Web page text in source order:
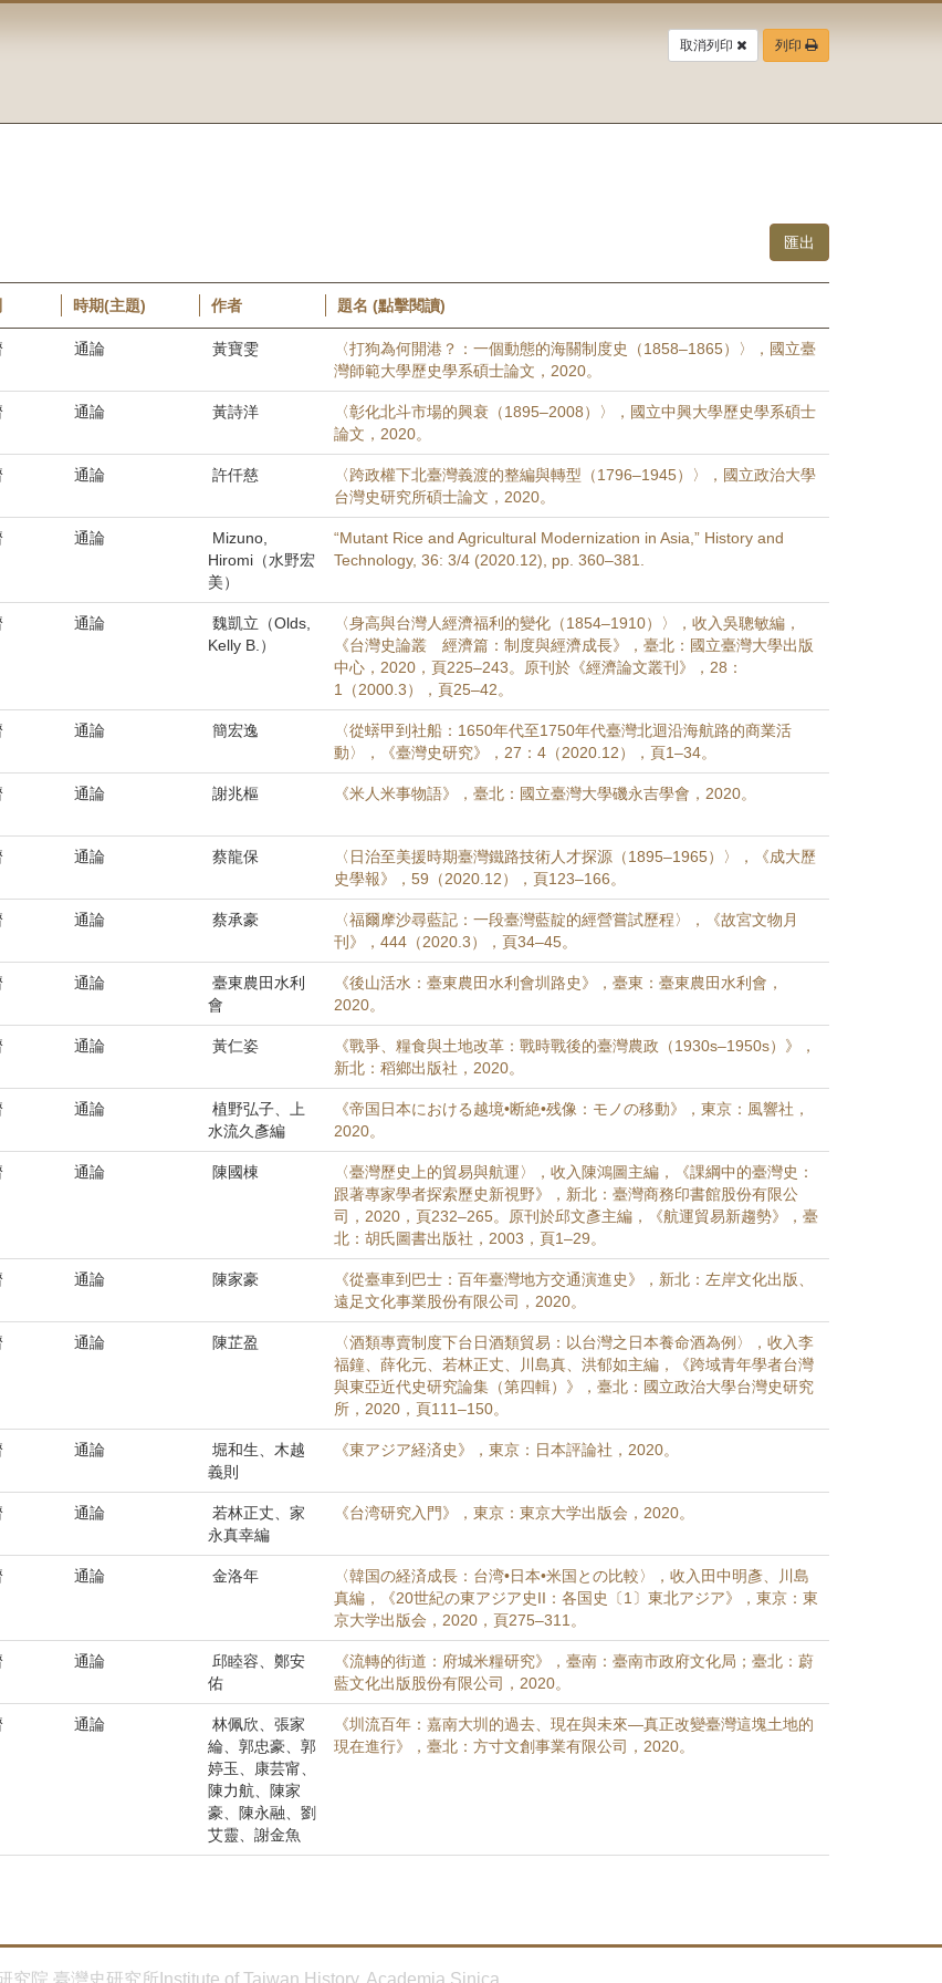
取消列印 列印
時期(主題) 作者 題名 (點擊閱讀)
通論 黃寶雯
〈打狗為何開港？：一個動態的海關制度史（1858–1865）〉，國立臺
灣師範大學歷史學系碩士論文，2020。
通論 黃詩洋
〈彰化北斗市場的興衰（1895–2008）〉，國立中興大學歷史學系碩士
論文，2020。
通論 許仟慈
〈跨政權下北臺灣義渡的整編與轉型（1796–1945）〉，國立政治大學
台灣史研究所碩士論文，2020。
通論
Mizuno,
Hiromi（水野宏
美）
“Mutant Rice and Agricultural Modernization in Asia,” History and
Technology, 36: 3/4 (2020.12), pp. 360–381.
通論
魏凱立（Olds,
Kelly B.）
〈身高與台灣人經濟福利的變化（1854–1910）〉，收入吳聰敏編，
《台灣史論叢 經濟篇：制度與經濟成長》，臺北：國立臺灣大學出版
中心，2020，頁225–243。原刊於《經濟論文叢刊》，28：
1（2000.3），頁25–42。
通論 簡宏逸
〈從蠎甲到社船：1650年代至1750年代臺灣北迴沿海航路的商業活
動〉，《臺灣史研究》，27：4（2020.12），頁1–34。
通論 謝兆樞 《米人米事物語》，臺北：國立臺灣大學磯永吉學會，2020。
通論 蔡龍保
〈日治至美援時期臺灣鐵路技術人才探源（1895–1965）〉，《成大歷
史學報》，59（2020.12），頁123–166。
通論 蔡承豪
〈福爾摩沙尋藍記：一段臺灣藍靛的經營嘗試歷程〉，《故宮文物月
刊》，444（2020.3），頁34–45。
通論
臺東農田水利
會
《後山活水：臺東農田水利會圳路史》，臺東：臺東農田水利會，
2020。
通論 黃仁姿
《戰爭、糧食與土地改革：戰時戰後的臺灣農政（1930s–1950s）》，
新北：稻鄉出版社，2020。
通論
植野弘子、上
水流久彥編
《帝国日本における越境•断絶•残像：モノの移動》，東京：風響社，
2020。
通論 陳國棟
〈臺灣歷史上的貿易與航運〉，收入陳鴻圖主編，《課綱中的臺灣史：
跟著專家學者探索歷史新視野》，新北：臺灣商務印書館股份有限公
司，2020，頁232–265。原刊於邱文彥主編，《航運貿易新趨勢》，臺
北：胡氏圖書出版社，2003，頁1–29。
通論 陳家豪
《從臺車到巴士：百年臺灣地方交通演進史》，新北：左岸文化出版、
遠足文化事業股份有限公司，2020。
通論 陳芷盈
〈酒類專賣制度下台日酒類貿易：以台灣之日本養命酒為例〉，收入李
福鐘、薛化元、若林正丈、川島真、洪郁如主編，《跨域青年學者台灣
與東亞近代史研究論集（第四輯）》，臺北：國立政治大學台灣史研究
所，2020，頁111–150。
通論
堀和生、木越
義則
《東アジア経済史》，東京：日本評論社，2020。
通論
若林正丈、家
永真幸編
《台湾研究入門》，東京：東京大学出版会，2020。
通論 金洛年
〈韓国の経済成長：台湾•日本•米国との比較〉，收入田中明彥、川島
真編，《20世紀の東アジア史II：各国史〔1〕東北アジア》，東京：東
京大学出版会，2020，頁275–311。
通論
邱睦容、鄭安
佑
《流轉的街道：府城米糧研究》，臺南：臺南市政府文化局；臺北：蔚
藍文化出版股份有限公司，2020。
通論
林佩欣、張家
綸、郭忠豪、郭
婷玉、康芸甯、
陳力航、陳家
豪、陳永融、劉
艾靈、謝金魚
《圳流百年：嘉南大圳的過去、現在與未來—真正改變臺灣這塊土地的
現在進行》，臺北：方寸文創事業有限公司，2020。
究院 臺灣史研究所Institute of Taiwan History, Academia Sinica